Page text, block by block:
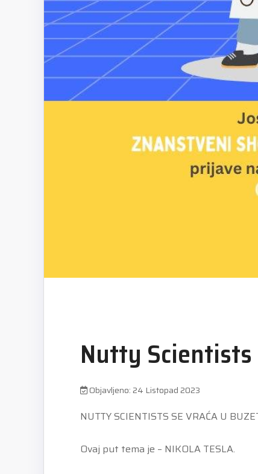
Nutty Scientists
Objavljeno: 24 Listopad 2023
NUTTY SCIENTISTS SE VRAĆA U
Ovaj put tema je – NIKOLA TESLA.